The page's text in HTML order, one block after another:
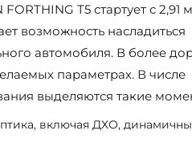
T5 стартует с 2,91
возможность насладиться
автомобиля. В более
параметрах. В числе
выделяются такие
включая ДХО,